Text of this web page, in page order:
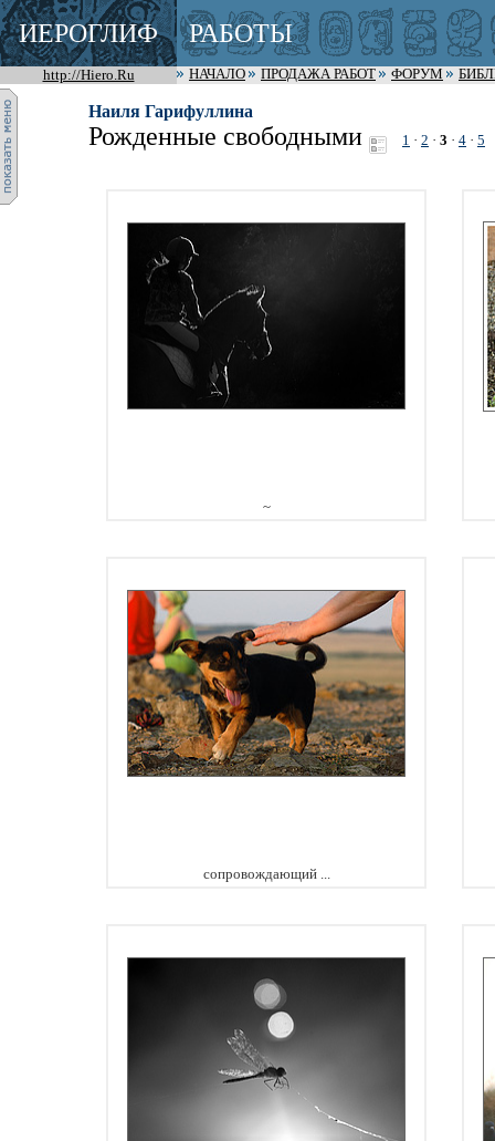
ИЕРОГЛИФ РАБОТЫ
http://Hiero.Ru НАЧАЛО ПРОДАЖА РАБОТ ФОРУМ
Наиля Гарифуллина
Рожденные свободными 1 · 2 · 3 · 4 · 5
~
сопровождающий ...